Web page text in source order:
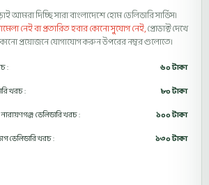
আমরা দিচ্ছি সারা বাংলাদেশে হোম ডেলিভারি সার্ভিস।
নেই বা প্রতারিত হবার কোনো সুযোগ নেই,প্রোডাক্ট দেখে
প্রয়োজনে যোগাযোগ করুন উপরের নম্বর গুলোতে।
:
৬০ টাকা
খরচ :
৮০ টাকা
ডেলিভারি খরচ :
১০০ টাকা
ডেলিভারি খরচ :
১৩০ টাকা